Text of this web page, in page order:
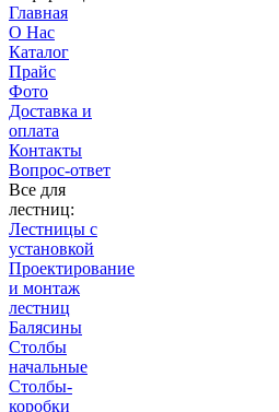
Главная
О Нас
Каталог
Прайс
Фото
Доставка и
оплата
Контакты
Вопрос-ответ
Все для
лестниц:
Лестницы с
установкой
Проектирование
и монтаж
лестниц
Балясины
Столбы
начальные
Столбы-
коробки